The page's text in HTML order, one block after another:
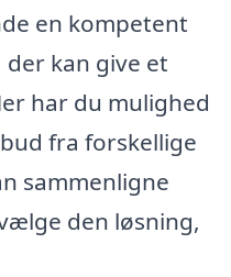
en kompetent
kan give et
har du mulighed
fra forskellige
sammenligne
den løsning,